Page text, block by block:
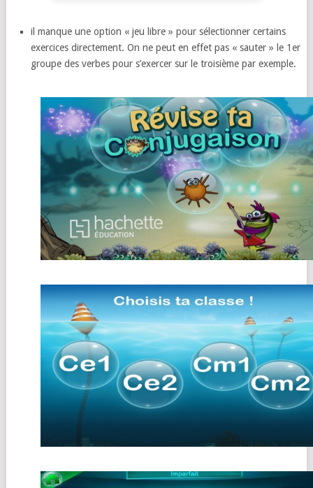
il manque une option « jeu libre » pour sélectionner certains
exercices directement. On ne peut en effet pas « sauter » le 1er
groupe des verbes pour s’exercer sur le troisième par exemple.